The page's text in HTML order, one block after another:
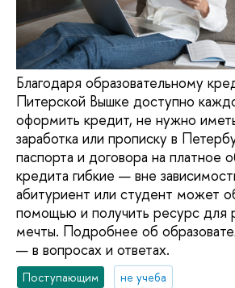
Благодаря образовательному
Питерской Вышке доступно
оформить кредит, не нужно
заработка или прописку в
паспорта и договора на платное
кредита гибкие — вне
абитуриент или студент может
помощью и получить ресурс для
мечты. Подробнее об
— в вопросах и ответах.
Поступающим
не учеба